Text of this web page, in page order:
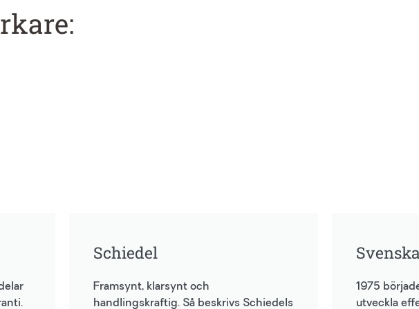
Schiedel
Framsynt, klarsynt och
handlingskraftig. Så beskrivs Schiedels
1975
utveckla